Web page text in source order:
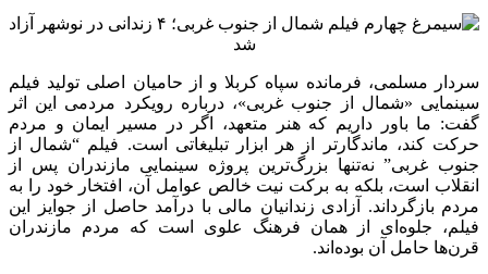
سردار مسلمی، فرمانده سپاه کربلا و از حامیان اصلی تولید فیلم
سینمایی «شمال از جنوب غربی»، درباره رویکرد مردمی این اثر
گفت: ما باور داریم که هنر متعهد، اگر در مسیر ایمان و مردم
حرکت کند، ماندگارتر از هر ابزار تبلیغاتی است. فیلم “شمال از
جنوب غربی” نه‌تنها بزرگ‌ترین پروژه سینمایی مازندران پس از
انقلاب است، بلکه به برکت نیت خالص عوامل آن، افتخار خود را به
مردم بازگرداند. آزادی زندانیان مالی با درآمد حاصل از جوایز این
فیلم، جلوه‌ای از همان فرهنگ علوی است که مردم مازندران
قرن‌ها حامل آن بوده‌اند.